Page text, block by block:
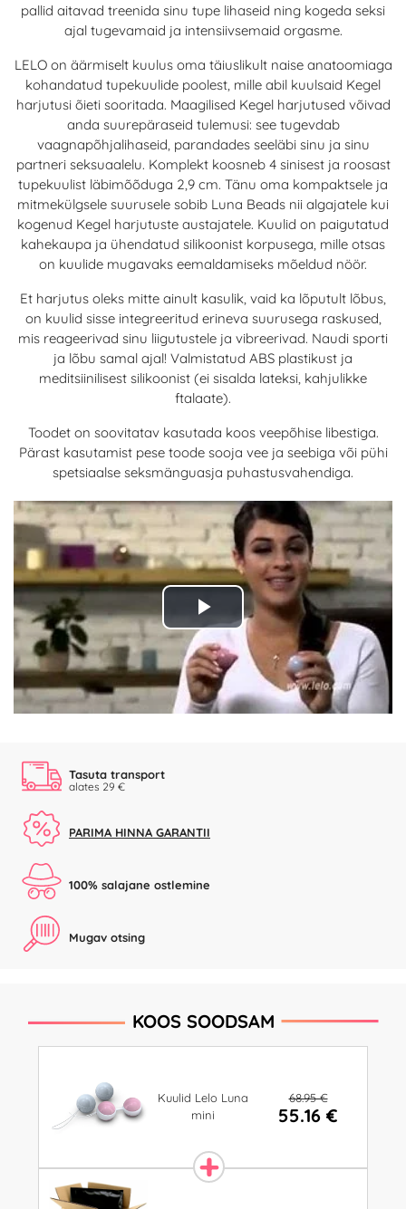
pallid aitavad treenida sinu tupe lihaseid ning kogeda seksi
ajal tugevamaid ja intensiivsemaid orgasme.
LELO on äärmiselt kuulus oma täiuslikult naise anatoomiaga
kohandatud tupekuulide poolest, mille abil kuulsaid Kegel
harjutusi õieti sooritada. Maagilised Kegel harjutused võivad
anda suurepäraseid tulemusi: see tugevdab
vaagnapõhjalihaseid, parandades seeläbi sinu ja sinu
partneri seksuaalelu. Komplekt koosneb 4 sinisest ja roosast
tupekuulist läbimõõduga 2,9 cm. Tänu oma kompaktsele ja
mitmekülgsele suurusele sobib Luna Beads nii algajatele kui
kogenud Kegel harjutuste austajatele. Kuulid on paigutatud
kahekaupa ja ühendatud silikoonist korpusega, mille otsas
on kuulide mugavaks eemaldamiseks mõeldud nöör.
Et harjutus oleks mitte ainult kasulik, vaid ka lõputult lõbus,
on kuulid sisse integreeritud erineva suurusega raskused,
mis reageerivad sinu liigutustele ja vibreerivad. Naudi sporti
ja lõbu samal ajal! Valmistatud ABS plastikust ja
meditsiinilisest silikoonist (ei sisalda lateksi, kahjulikke
ftalaate).
Toodet on soovitatav kasutada koos veepõhise libestiga.
Pärast kasutamist pese toode sooja vee ja seebiga või pühi
spetsiaalse seksmänguasja puhastusvahendiga.
Play
Video
Tasuta transport
alates 29 €
PARIMA HINNA GARANTII
100% salajane ostlemine
Mugav otsing
KOOS SOODSAM
Kuulid Lelo Luna
mini
68.95 €
55.16 €